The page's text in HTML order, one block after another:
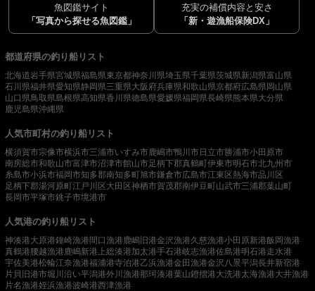
魚図鑑サイト
「写真から探せる魚図鑑」
充実の補償内容と安さ
「新・遊漁船保険DX」
都道府県の釣り船リスト
北海道岩手県宮城県福島県東京都神奈川県埼玉県千葉県茨城県新潟県富山県
石川県福井県愛知県静岡県三重県大阪府兵庫県和歌山県京都府広島県岡山県
山口県鳥取県島根県高知県香川県徳島県愛媛県福岡県長崎県熊本県大分県
鹿児島県沖縄県
人気市町村の釣り船リスト
横須賀市宗像市横浜市三浦市いすみ市鹿嶋市鴨川市日立市勝浦市小田原市
南房総市和歌山市富津市沼津市館山市足柄下郡真鶴町伊東市明石市北九州市
糸島市小浜市福岡市知多郡南知多町旭市鎌倉市広島市江東区熱海市品川区
足柄下郡湯河原町江戸川区大田区神栖市賀茂郡南伊豆町山武市三浦郡葉山町
長岡市平塚市銚子市境港市
人気港の釣り船リスト
神湊港大原港鐘崎漁港間口漁港 鹿嶋旧港金沢漁港久慈漁港小田原新港飯岡漁港
真鶴港腰越漁港 鹿嶋新港 上総湊港加太港手石港岐志漁港佐島港明石港走水港
宇佐美港松輪江奈漁港福浦港寺泊港乙浜漁港金田漁港金沢八景平潟長井新宿港
片貝旧港市堀川沿い平潟港外川漁港那珂湊港葉山鐙摺港大洗港太海漁港大井漁港
片名漁港姪浜漁港波崎港西津漁港